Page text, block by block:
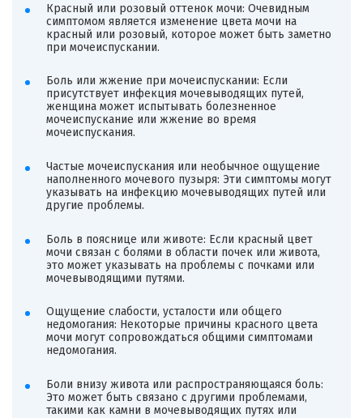
Красный или розовый оттенок мочи: Очевидным
симптомом является изменение цвета мочи на
красный или розовый, которое может быть заметно
при мочеиспускании.
Боль или жжение при мочеиспускании: Если
присутствует инфекция мочевыводящих путей,
женщина может испытывать болезненное
мочеиспускание или жжение во время
мочеиспускания.
Частые мочеиспускания или необычное ощущение
наполненного мочевого пузыря: Эти симптомы могут
указывать на инфекцию мочевыводящих путей или
другие проблемы.
Боль в пояснице или животе: Если красный цвет
мочи связан с болями в области почек или живота,
это может указывать на проблемы с почками или
мочевыводящими путями.
Ощущение слабости, усталости или общего
недомогания: Некоторые причины красного цвета
мочи могут сопровождаться общими симптомами
недомогания.
Боли внизу живота или распространяющаяся боль:
Это может быть связано с другими проблемами,
такими как камни в мочевыводящих путях или